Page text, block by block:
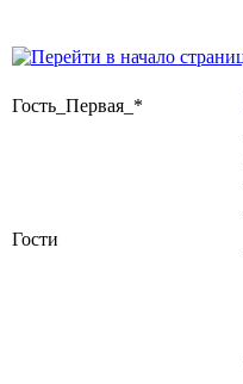
Гость_Первая_*
Гости